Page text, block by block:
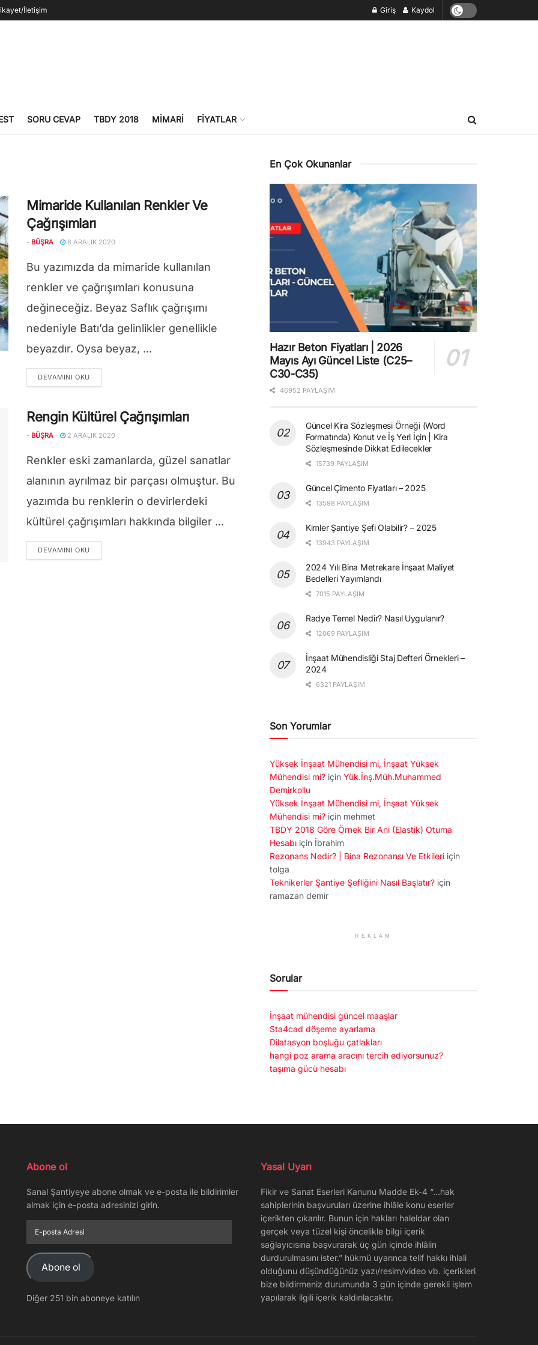
İletişim Giriş Kaydol
SORU CEVAP TBDY 2018 MIMARI FIYATLAR
Mimaride Kullanılan Renkler Ve
Çağrışımları
- BÜŞRA 8 ARALIK 2020
Bu yazımızda da mimaride kullanılan
renkler ve çağrışımları konusuna
değineceğiz. Beyaz Saflık çağrışımı
nedeniyle Batı’da gelinlikler genellikle
beyazdır. Oysa beyaz, ...
DEVAMINI OKUDETAILS
Rengin Kültürel Çağrışımları
- BÜŞRA 2 ARALIK 2020
Renkler eski zamanlarda, güzel sanatlar
alanının ayrılmaz bir parçası olmuştur. Bu
yazımda bu renklerin o devirlerdeki
kültürel çağrışımları hakkında bilgiler ...
DEVAMINI OKUDETAILS
En Çok Okunanlar
Hazır Beton Fiyatları | 2026
Mayıs Ayı Güncel Liste (C25–
C30-C35)
46952 PAYLAŞIM
Güncel Kira Sözleşmesi Örneği (Word
Formatında) Konut ve İş Yeri İçin | Kira
Sözleşmesinde Dikkat Edilecekler
15739 PAYLAŞIM
Güncel Çimento Fiyatları – 2025
13598 PAYLAŞIM
Kimler Şantiye Şefi Olabilir? – 2025
13943 PAYLAŞIM
2024 Yılı Bina Metrekare İnşaat Maliyet
Bedelleri Yayımlandı
7015 PAYLAŞIM
Radye Temel Nedir? Nasıl Uygulanır?
12069 PAYLAŞIM
İnşaat Mühendisliği Staj Defteri Örnekleri –
2024
6321 PAYLAŞIM
Son Yorumlar
Yüksek İnşaat Mühendisi mi, İnşaat Yüksek
Mühendisi mi? için Yük.İnş.Müh.Muhammed
Demirkollu
Yüksek İnşaat Mühendisi mi, İnşaat Yüksek
Mühendisi mi? için mehmet
TBDY 2018 Göre Örnek Bir Ani (Elastik) Otuma
Hesabı için İbrahim
Rezonans Nedir? | Bina Rezonansı Ve Etkileri için
tolga
Teknikerler Şantiye Şefliğini Nasıl Başlatır? için
ramazan demir
REKLAM
Sorular
İnşaat mühendisi güncel maaşlar
Sta4cad döşeme ayarlama
Dilatasyon boşluğu çatlakları
hangi poz arama aracını tercih ediyorsunuz?
taşıma gücü hesabı
Abone ol
Sanal Şantiyeye abone olmak ve e-posta ile bildirimler
almak için e-posta adresinizi girin.
posta
Adresi
Abone ol
Diğer 251 bin aboneye katılın
Yasal Uyarı
Fikir ve Sanat Eserleri Kanunu Madde Ek-4 “…hak
sahiplerinin başvuruları üzerine ihlâle konu eserler
içerikten çıkarılır. Bunun için hakları haleldar olan
gerçek veya tüzel kişi öncelikle bilgi içerik
sağlayıcısına başvurarak üç gün içinde ihlâlin
durdurulmasını ister.” hükmü uyarınca telif hakkı ihlali
olduğunu düşündüğünüz yazı/resim/video vb. içerikleri
bize bildirmeniz durumunda 3 gün içinde gerekli işlem
yapılarak ilgili içerik kaldırılacaktır.